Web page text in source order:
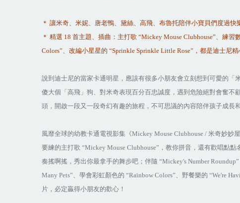
＊ 讓米奇、米妮、唐老鴨、黛絲、高飛、布魯托陪伴小寶貝們度過快
＊ 精選 18 首主題、插曲：主打歌 “Mickey Mouse Clubhouse”、練習
Colors”、改編小星星的 “Sprinkle Sprinkle Little Rose” ，都是迪士尼
說到迪士尼的當家卡通明星，應該有很多小朋友會立刻想到可愛的
傻大個「高飛」狗、對米奇表現百分百忠誠度，遇到危險絕對會奮
頭，開啟一段又一段奇幻有趣的旅程，不可思議的內容陪伴孩子成長
風靡全球的幼教卡通電視影集《Mickey Mouse Clubhouse / 米奇妙妙
要練的主打歌 “Mickey Mouse Clubhouse” ，教你拼音，還有歡唱點
奏搖啊搖，秀出你最拿手的舞步吧；伴隨 “Mickey's Number Roundup”
Many Pets”、學會彩虹顏色的 “Rainbow Colors”、野餐樂的 “We're
片，必定贏得小朋友的歡心！